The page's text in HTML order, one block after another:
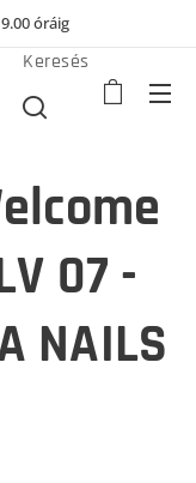
óráig
Keresés
07 -
NAILS